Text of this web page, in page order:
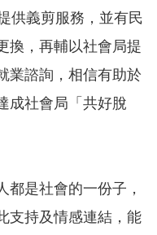
供義剪服務，並有民
換，再輔以社會局提
業諮詢，相信有助於
成社會局「共好脫
都是社會的一份子，
支持及情感連結，能